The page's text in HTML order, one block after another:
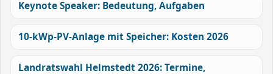
Keynote Speaker: Bedeutung, Aufgaben
10-kWp-PV-Anlage mit Speicher: Kosten 2026
Landratswahl Helmstedt 2026: Termine,